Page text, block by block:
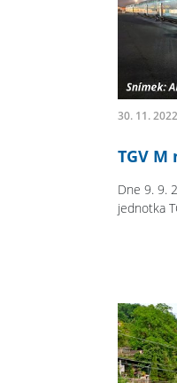
30. 11.
TGV M
Dne 9. 9.
jednotka